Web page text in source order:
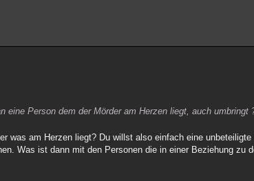
eine Person dem der Mörder am Herzen liegt, auch umbringt
was am Herzen liegt? Du willst also einfach eine
Was ist dann mit den Personen die in einer Beziehung zu